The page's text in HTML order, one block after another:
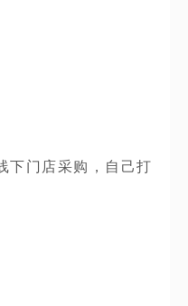
下门店采购，自己打